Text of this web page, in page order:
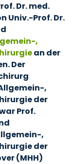
Dr. med.
Univ.-Prof. Dr.
,
an der
Der
,
der
Prof.
,
der
(MHH)